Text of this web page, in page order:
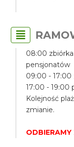
08:00
pensjonatów
09:00 - 17:00
17:00 - 19:00
Kolejność
zmianie.
ODBIERAMY